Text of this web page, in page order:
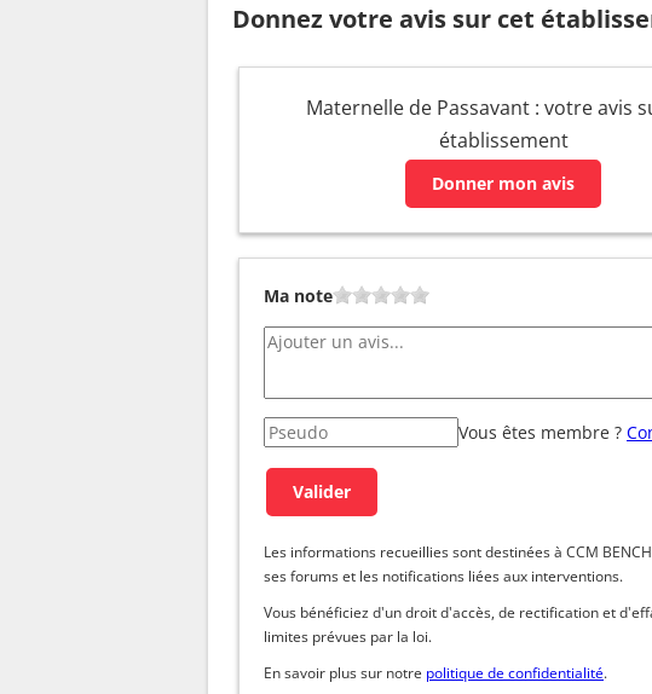
Donnez votre avis sur cet
Maternelle de Passavant : votre avis
établissement
Donner mon avis
Ma note
Vous êtes membre ?
Les informations recueillies sont destinées à CCM
ses forums et les notifications liées aux interventions.
Vous bénéficiez d'un droit d'accès, de rectification et
limites prévues par la loi.
En savoir plus sur notre politique de confidentialité.